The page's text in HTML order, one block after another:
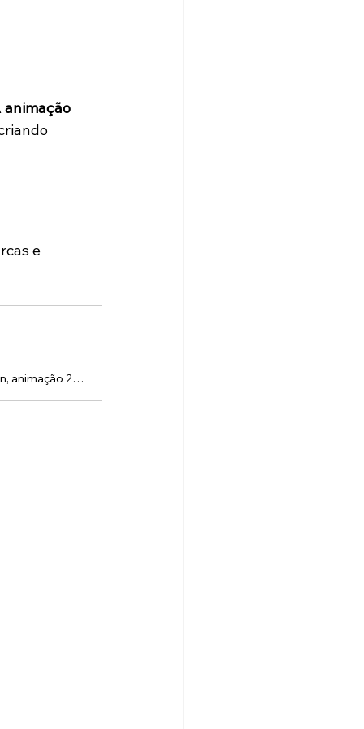
animação
e
A Lou Studios é uma produtora de vídeos, especializada em motion design, animação 2D e 3D. Temos o vídeo certo para suas redes sociais!